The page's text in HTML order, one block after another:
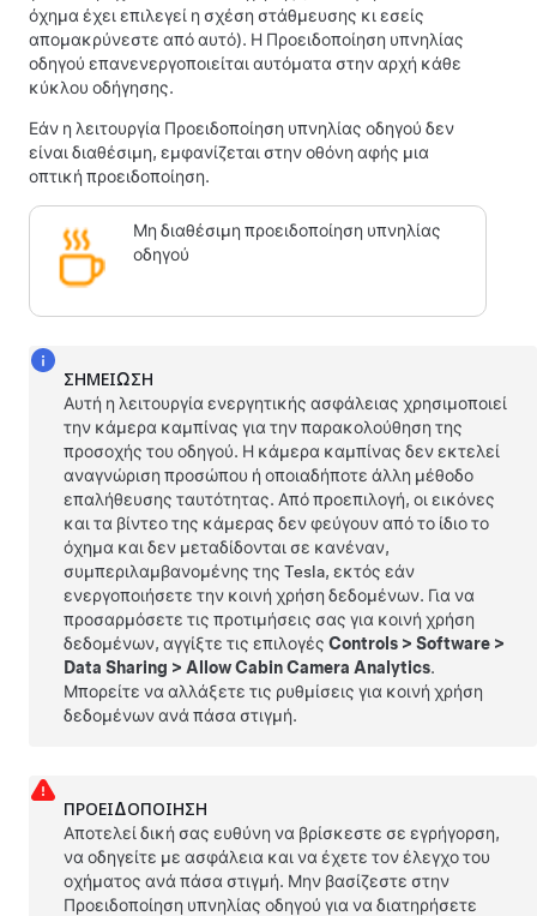
όχημα έχει επιλεγεί η σχέση στάθμευσης κι εσείς
απομακρύνεστε από αυτό). Η Προειδοποίηση υπνηλίας
οδηγού επανενεργοποιείται αυτόματα στην αρχή κάθε
κύκλου οδήγησης.
Εάν η λειτουργία Προειδοποίηση υπνηλίας οδηγού δεν
είναι διαθέσιμη, εμφανίζεται στην οθόνη αφής μια
οπτική προειδοποίηση.
Μη διαθέσιμη προειδοποίηση υπνηλίας
οδηγού
ΣΗΜΕΊΩΣΗ
Αυτή η λειτουργία ενεργητικής ασφάλειας χρησιμοποιεί
την κάμερα καμπίνας για την παρακολούθηση της
προσοχής του οδηγού. Η κάμερα καμπίνας δεν εκτελεί
αναγνώριση προσώπου ή οποιαδήποτε άλλη μέθοδο
επαλήθευσης ταυτότητας. Από προεπιλογή, οι εικόνες
και τα βίντεο της κάμερας δεν φεύγουν από το ίδιο το
όχημα και δεν μεταδίδονται σε κανέναν,
συμπεριλαμβανομένης της Tesla, εκτός εάν
ενεργοποιήσετε την κοινή χρήση δεδομένων. Για να
προσαρμόσετε τις προτιμήσεις σας για κοινή χρήση
δεδομένων, αγγίξτε τις επιλογέςControls >Software >
Data Sharing > Allow Cabin Camera Analytics.
Μπορείτε να αλλάξετε τις ρυθμίσεις για κοινή χρήση
δεδομένων ανά πάσα στιγμή.
ΠΡΟΕΙΔΟΠΟΊΗΣΗ
Αποτελεί δική σας ευθύνη να βρίσκεστε σε εγρήγορση,
να οδηγείτε με ασφάλεια και να έχετε τον έλεγχο του
οχήματος ανά πάσα στιγμή. Μην βασίζεστε στην
Προειδοποίηση υπνηλίας οδηγού για να διατηρήσετε